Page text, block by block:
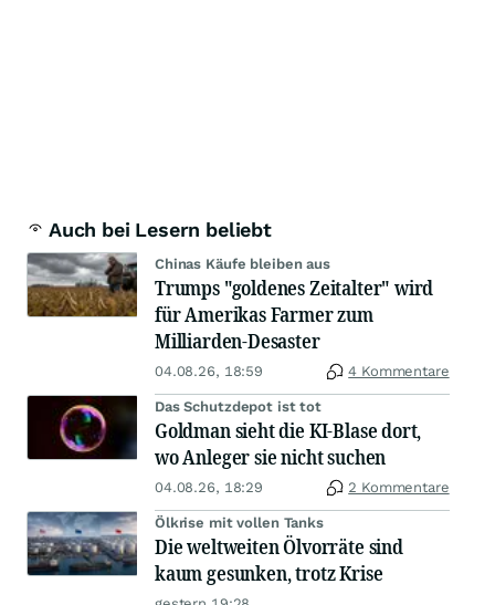
Auch bei Lesern beliebt
Chinas Käufe bleiben aus
Trumps "goldenes Zeitalter" wird
für Amerikas Farmer zum
Milliarden-Desaster
04.08.26, 18:59 4 Kommentare
Das Schutzdepot ist tot
Goldman sieht die KI-Blase dort,
wo Anleger sie nicht suchen
04.08.26, 18:29 2 Kommentare
Ölkrise mit vollen Tanks
Die weltweiten Ölvorräte sind
kaum gesunken, trotz Krise